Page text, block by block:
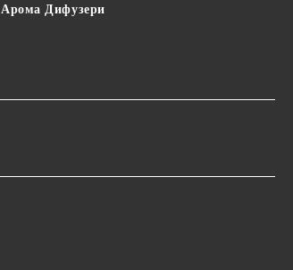
Арома Дифузери